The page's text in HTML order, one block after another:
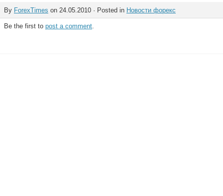
By ForexTimes on 24.05.2010 · Posted in Новости форекс
Be the first to post a comment.